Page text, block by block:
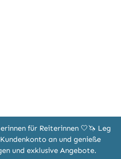
für Reiterinnen 🤍🦄 Leg
an und genieße
und exklusive Angebote.